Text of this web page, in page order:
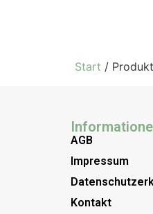
Start /
AGB
Impressum
Kontakt